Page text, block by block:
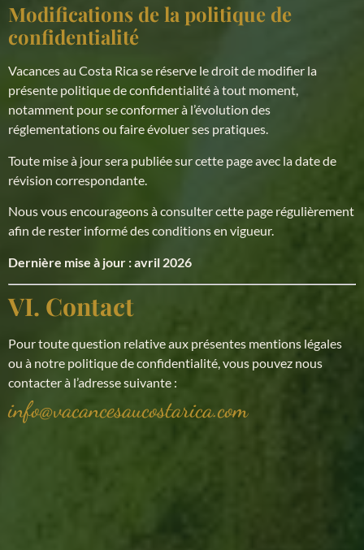
Modifications de la politique de
confidentialité
Vacances au Costa Rica se réserve le droit de modifier la
présente politique de confidentialité à tout moment,
notamment pour se conformer à l’évolution des
réglementations ou faire évoluer ses pratiques.
Toute mise à jour sera publiée sur cette page avec la date de
révision correspondante.
Nous vous encourageons à consulter cette page régulièrement
afin de rester informé des conditions en vigueur.
Dernière mise à jour : avril 2026
VI. Contact
Pour toute question relative aux présentes mentions légales
ou à notre politique de confidentialité, vous pouvez nous
contacter à l’adresse suivante :
info@vacancesaucostarica.com